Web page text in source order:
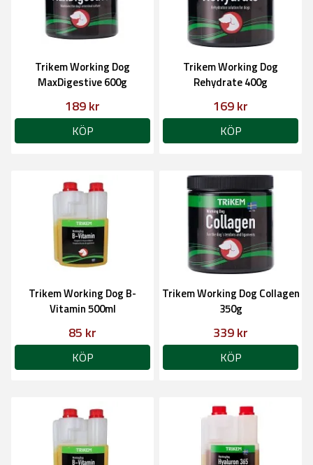
Trikem Working Dog
MaxDigestive 600g
189 kr
KÖP
Trikem Working Dog
Rehydrate 400g
169 kr
KÖP
Trikem Working Dog B-
Vitamin 500ml
85 kr
KÖP
Trikem Working Dog Collagen
350g
339 kr
KÖP